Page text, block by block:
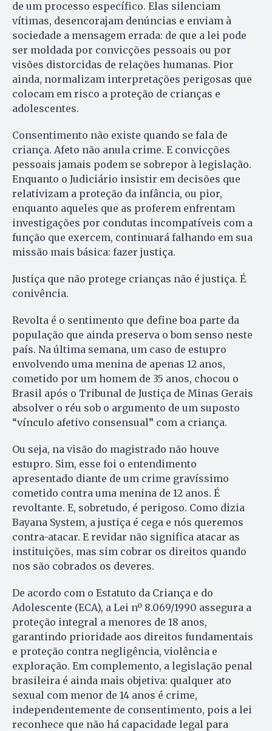
de um processo específico. Elas silenciam
vítimas, desencorajam denúncias e enviam à
sociedade a mensagem errada: de que a lei pode
ser moldada por convicções pessoais ou por
visões distorcidas de relações humanas. Pior
ainda, normalizam interpretações perigosas que
colocam em risco a proteção de crianças e
adolescentes.
Consentimento não existe quando se fala de
criança. Afeto não anula crime. E convicções
pessoais jamais podem se sobrepor à legislação.
Enquanto o Judiciário insistir em decisões que
relativizam a proteção da infância, ou pior,
enquanto aqueles que as proferem enfrentam
investigações por condutas incompatíveis com a
função que exercem, continuará falhando em sua
missão mais básica: fazer justiça.
Justiça que não protege crianças não é justiça. É
conivência.
Revolta é o sentimento que define boa parte da
população que ainda preserva o bom senso neste
país. Na última semana, um caso de estupro
envolvendo uma menina de apenas 12 anos,
cometido por um homem de 35 anos, chocou o
Brasil após o Tribunal de Justiça de Minas Gerais
absolver o réu sob o argumento de um suposto
“vínculo afetivo consensual” com a criança.
Ou seja, na visão do magistrado não houve
estupro. Sim, esse foi o entendimento
apresentado diante de um crime gravíssimo
cometido contra uma menina de 12 anos. É
revoltante. E, sobretudo, é perigoso. Como dizia
Bayana System, a justiça é cega e nós queremos
contra-atacar. E revidar não significa atacar as
instituições, mas sim cobrar os direitos quando
nos são cobrados os deveres.
De acordo com o Estatuto da Criança e do
Adolescente (ECA), a Lei nº 8.069/1990 assegura a
proteção integral a menores de 18 anos,
garantindo prioridade aos direitos fundamentais
e proteção contra negligência, violência e
exploração. Em complemento, a legislação penal
brasileira é ainda mais objetiva: qualquer ato
sexual com menor de 14 anos é crime,
independentemente de consentimento, pois a lei
reconhece que não há capacidade legal para